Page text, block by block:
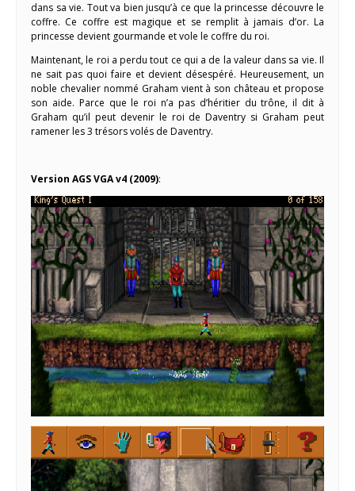
dans sa vie. Tout va bien jusqu’à ce que la princesse découvre le
coffre. Ce coffre est magique et se remplit à jamais d’or. La
princesse devient gourmande et vole le coffre du roi.
Maintenant, le roi a perdu tout ce qui a de la valeur dans sa vie. Il
ne sait pas quoi faire et devient désespéré. Heureusement, un
noble chevalier nommé Graham vient à son château et propose
son aide. Parce que le roi n’a pas d’héritier du trône, il dit à
Graham qu’il peut devenir le roi de Daventry si Graham peut
ramener les 3 trésors volés de Daventry.
Version AGS VGA v4 (2009):